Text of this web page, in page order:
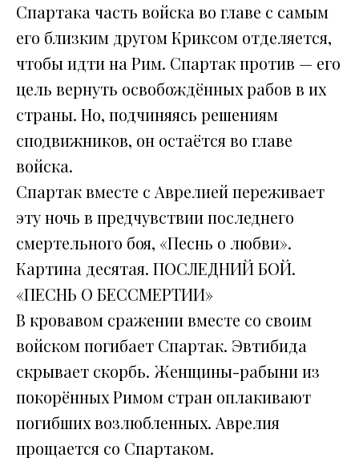
Спартака часть войска во главе с самым
его близким другом Криксом отделяется,
чтобы идти на Рим. Спартак против — его
цель вернуть освобождённых рабов в их
страны. Но, подчиняясь решениям
сподвижников, он остаётся во главе
войска.
Спартак вместе с Аврелией переживает
эту ночь в предчувствии последнего
смертельного боя, «Песнь о любви».
Картина десятая. ПОСЛЕДНИЙ БОЙ.
«ПЕСНЬ О БЕССМЕРТИИ»
В кровавом сражении вместе со своим
войском погибает Спартак. Эвтибида
скрывает скорбь. Женщины-рабыни из
покорённых Римом стран оплакивают
погибших возлюбленных. Аврелия
прощается со Спартаком.